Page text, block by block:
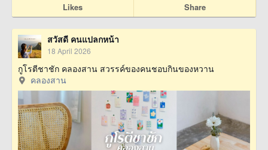
Likes Share
สวัสดี คนแปลกหน้า
18 April 2026
กูโรตีชาชัก คลองสาน สวรรค์ของคนชอบกินของหวาน
คลองสาน